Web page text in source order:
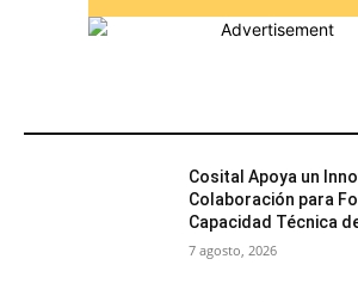
Cosital Apoya un
Colaboración para
Capacidad Técnica
7 agosto, 2026